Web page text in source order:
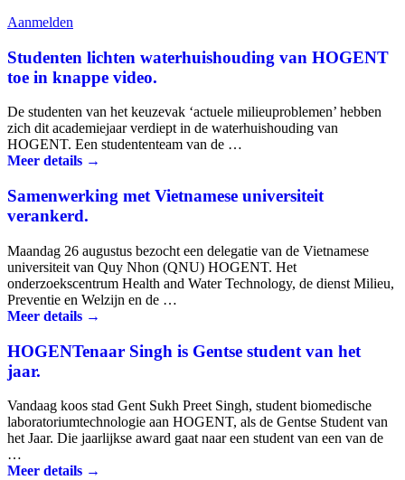
Aanmelden
Studenten lichten waterhuishouding van HOGENT
toe in knappe video.
De studenten van het keuze­vak ‘actuele milieu­problemen’ hebben
zich dit academie­jaar verdiept in de water­huis­houding van
HOGENT. Een studenten­team van de …
Meer details →
Samenwerking met Vietnamese universiteit
verankerd.
Maandag 26 augustus bezocht een delegatie van de Vietnamese
universiteit van Quy Nhon (QNU) HOGENT. Het
onderzoekscentrum Health and Water Technology, de dienst Milieu,
Preventie en Welzijn en de …
Meer details →
HOGENTenaar Singh is Gentse student van het
jaar.
Vandaag koos stad Gent Sukh Preet Singh, student biomedische
laboratorium­technologie aan HOGENT, als de Gentse Student van
het Jaar. Die jaarlijkse award gaat naar een student van een van de
…
Meer details →